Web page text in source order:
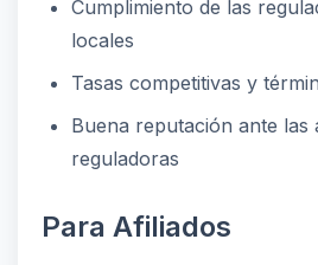
Cumplimiento de las
locales
Tasas competitivas y
Buena reputación ante las
reguladoras
Para Afiliados